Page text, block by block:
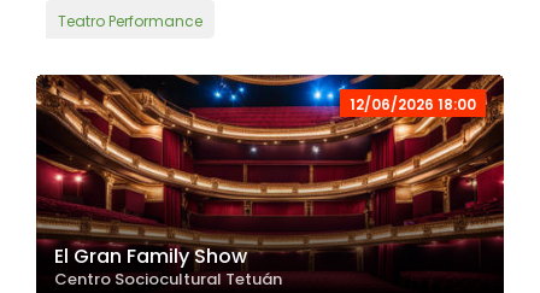
Teatro Performance
12/06/2026 18:00
El Gran Family Show
Centro Sociocultural Tetuán